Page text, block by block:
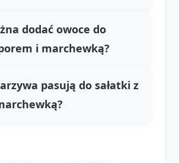
dodać owoce do
i marchewką?
pasują do sałatki z